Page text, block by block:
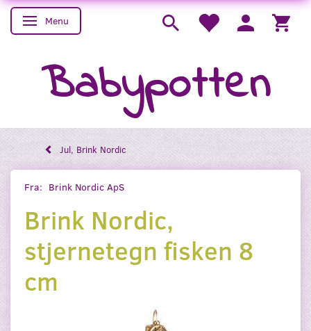
Skifte navigation
Menu
Babypotten
Jul, Brink Nordic
Fra: Brink Nordic ApS
Brink Nordic,
stjernetegn fisken 8
cm